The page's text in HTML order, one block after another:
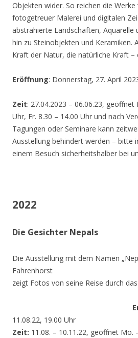
Objekten wider. So reichen die
fotogetreuer Malerei und digitalen
abstrahierte Landschaften, Aquarelle
hin zu Steinobjekten und Keramiken.
Kraft der Natur, die natürliche Kraft –
Eröffnung: Donnerstag, 27. April
Zeit: 27.04.2023 – 06.06.23, geöffnet
Uhr, Fr. 8.30 – 14.00 Uhr und nach
Tagungen oder Seminare kann
Ausstellung behindert werden – bitte
einem Besuch sicherheitshalber bei
2022
Die Gesichter Nepals
Die Ausstellung mit dem Namen
Fahrenhorst
zeigt Fotos von seine Reise durch
11.08.22, 19.00 Uhr
Zeit: 11.08. – 10.11.22, geöffnet Mo.